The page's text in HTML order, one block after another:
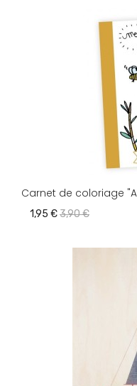
Carnet de coloriage
1,95 €3,90 €